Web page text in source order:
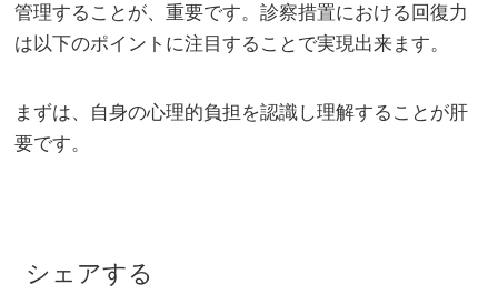
管理することが、重要です。診察措置における回復力
は以下のポイントに注目することで実現出来ます。
まずは、自身の心理的負担を認識し理解することが肝
要です。
シェアする